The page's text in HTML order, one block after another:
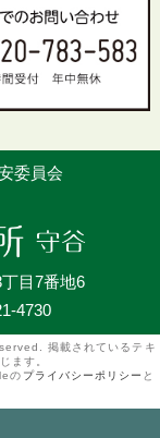
委員会
目7番地6
4730
掲載されているテキ
ます。
の プライバシーポリシー と